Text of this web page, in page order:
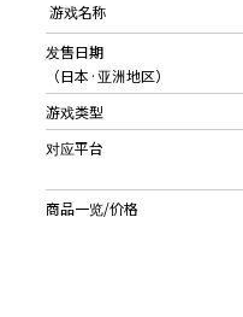
游戏名称
发售日期
（日本·亚洲地区）
游戏类型
对应平台
商品一览/价格